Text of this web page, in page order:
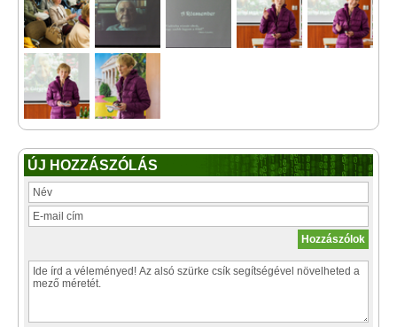
ÚJ HOZZÁSZÓLÁS